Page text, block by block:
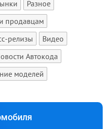
Разное
продавцам
релизы
Видео
Автокода
моделей